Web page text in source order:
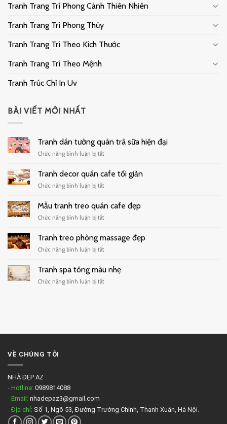
Tranh Trang Trí Phong Cảnh Thiên Nhiên
Tranh Trang Trí Phong Thủy
Tranh Trang Trí Theo Kích Thước
Tranh Trang Trí Theo Mệnh
Tranh Trúc Chỉ In Uv
BÀI VIẾT MỚI NHẤT
Tranh dán tường quán trà sữa hiện đại
Chức năng bình luận bị tắtở
dán
quán
sữa
Tranh decor quán cafe tối giản
Chức năng bình luận bị tắtở
decor
cafe
giản
Mẫu tranh treo quán cafe đẹp
Chức năng bình luận bị tắtở
quán
đẹp
Tranh treo phòng massage đẹp
Chức năng bình luận bị tắtở
treo
phòng
massage
Tranh spa tông màu nhẹ
Chức năng bình luận bị tắtở
VỀ CHÚNG TÔI
NHÀ ĐẸP AZ
- Hotline: 0989814088
- Email: nhadepaz3@gmail.com
- Địa chỉ: Số 1, Ngõ 53, Đường Trường Chinh, Thanh Xuân, Hà Nội.